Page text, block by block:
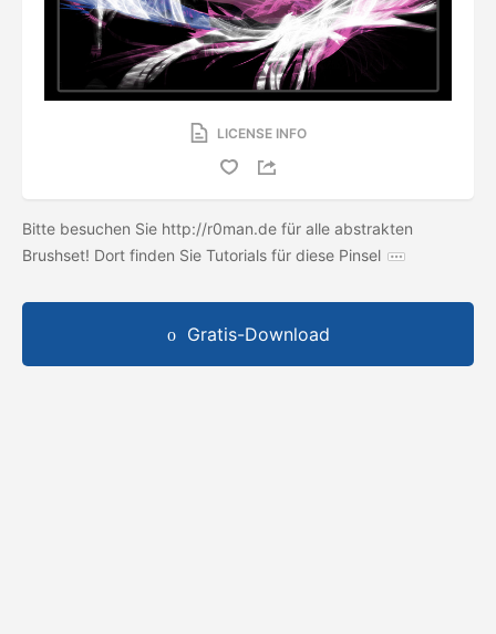
LICENSE INFO
Bitte besuchen Sie http://r0man.de für alle abstrakten
Brushset! Dort finden Sie Tutorials für diese Pinsel
Gratis-Download